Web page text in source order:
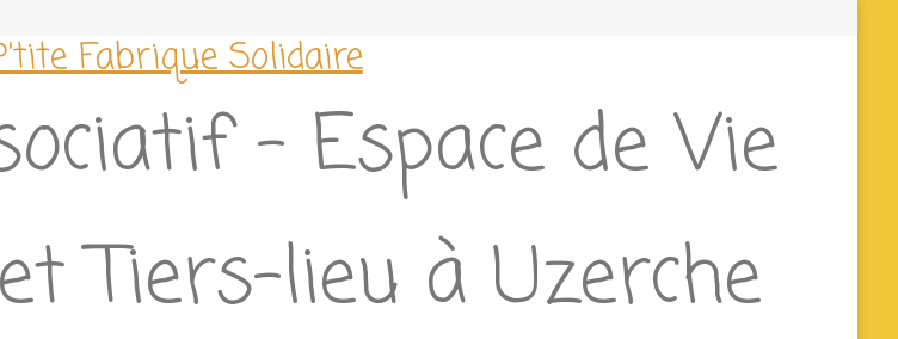
Fabrique Solidaire
– Espace de Vie
Tiers-lieu à Uzerche